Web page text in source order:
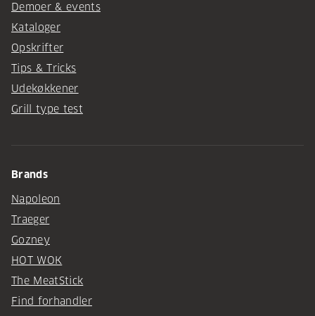
Demoer & events
Kataloger
Opskrifter
Tips & Tricks
Udekøkkener
Grill type test
Brands
Napoleon
Traeger
Gozney
HOT WOK
The MeatStick
Find forhandler